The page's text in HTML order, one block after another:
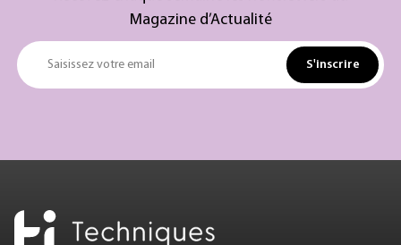
Magazine d’Actualité
Saisissez votre email S'inscrire